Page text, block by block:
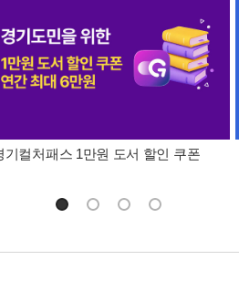
기컬처패스 1만원 도서 할인 쿠폰